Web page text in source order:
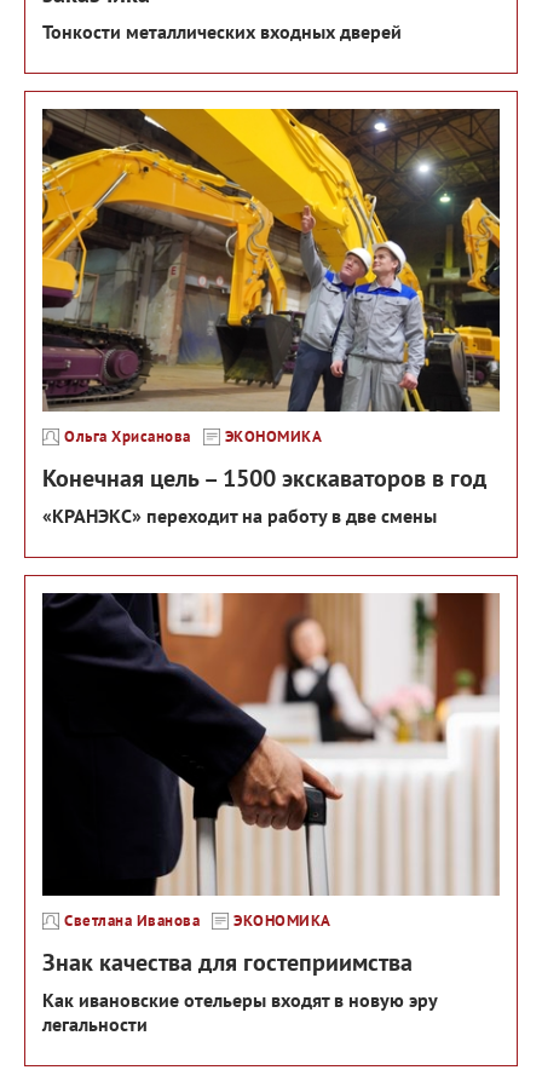
Тонкости металлических входных дверей
Ольга Хрисанова ЭКОНОМИКА
Конечная цель – 1500 экскаваторов в год
«КРАНЭКС» переходит на работу в две смены
Светлана Иванова ЭКОНОМИКА
Знак качества для гостеприимства
Как ивановские отельеры входят в новую эру
легальности